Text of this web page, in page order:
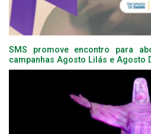
SMS promove encontro para
campanhas Agosto Lilás e Agosto